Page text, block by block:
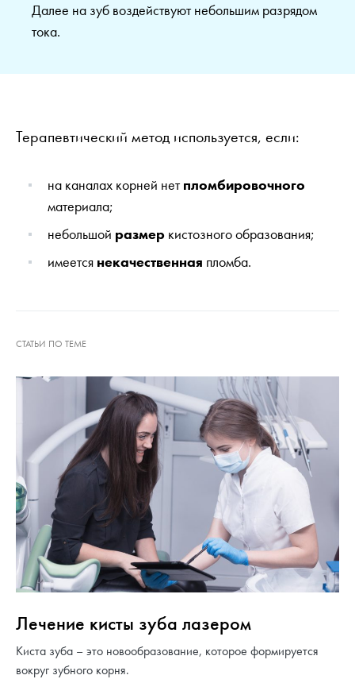
Далее на зуб воздействуют небольшим разрядом
тока.
Терапевтический метод используется, если:
на каналах корней нетпломбировочного
материала;
небольшой размер кистозного образования;
имеется некачественная пломба.
Лечение кисты зуба лазером
Киста зуба – это новообразование, которое формируется
вокруг зубного корня.